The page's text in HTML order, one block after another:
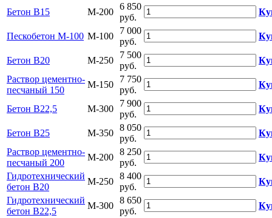
Бетон B15 М-200
6 850
руб.
Пескобетон М-100 М-100
7 000
руб.
Бетон B20 М-250
7 500
руб.
Раствор цементно-
песчаный 150
М-150
7 750
руб.
Бетон B22,5 М-300
7 900
руб.
Бетон B25 М-350
8 050
руб.
Раствор цементно-
песчаный 200
М-200
8 250
руб.
Гидротехнический
бетон В20
М-250
8 400
руб.
Гидротехнический
бетон В22,5
М-300
8 650
руб.